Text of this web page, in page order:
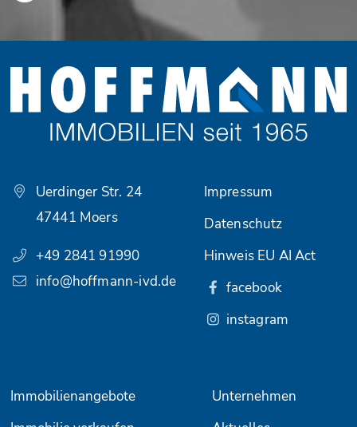
Uerdinger Str. 24
47441 Moers
+49 2841 91990
info@hoffmann-ivd.de
Immobilienangebote
Unternehmen
Impressum
Datenschutz
Hinweis EU AI Act
facebook
instagram